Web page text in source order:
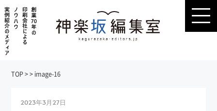
TOP>> image-16
2023年3月27日